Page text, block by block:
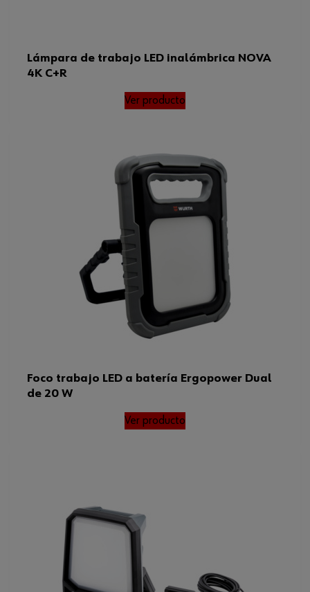
Lámpara de trabajo LED inalámbrica NOVA
4K C+R
Ver producto
Foco trabajo LED a batería Ergopower Dual
de 20 W
Ver producto